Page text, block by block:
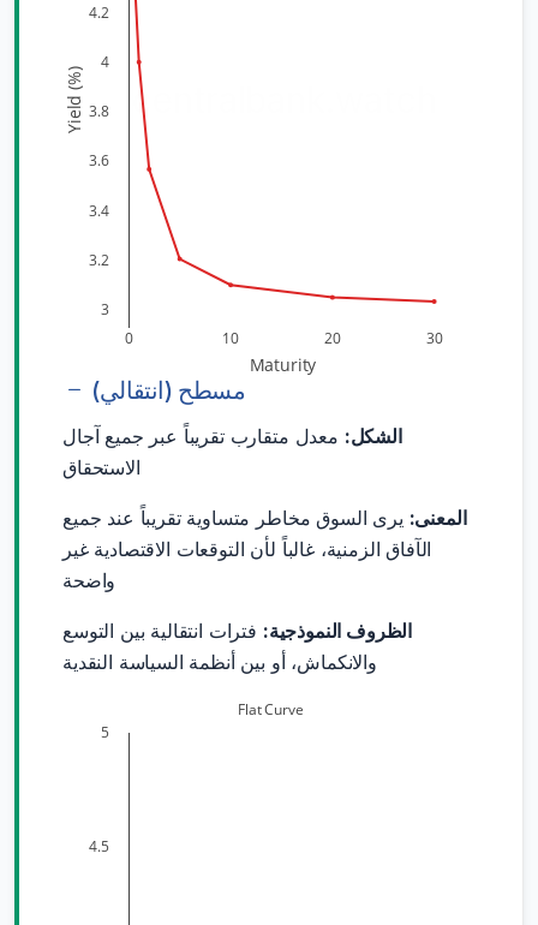
0 10 20 30
3
3.2
3.4
3.6
3.8
4
4.2
Maturity
Yield (%) centralbank.watch
مسطح (انتقالي)
الشكل: معدل متقارب تقريباً عبر جميع آجال
الاستحقاق
المعنى: يرى السوق مخاطر متساوية تقريباً عند جميع
الآفاق الزمنية، غالباً لأن التوقعات الاقتصادية غير
واضحة
الظروف النموذجية: فترات انتقالية بين التوسع
والانكماش، أو بين أنظمة السياسة النقدية
4.5
5
Flat Curve